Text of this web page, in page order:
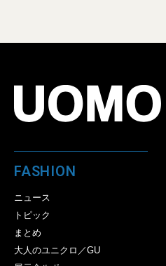
FASHION
ニュース
トピック
まとめ
大人のユニクロ／GU